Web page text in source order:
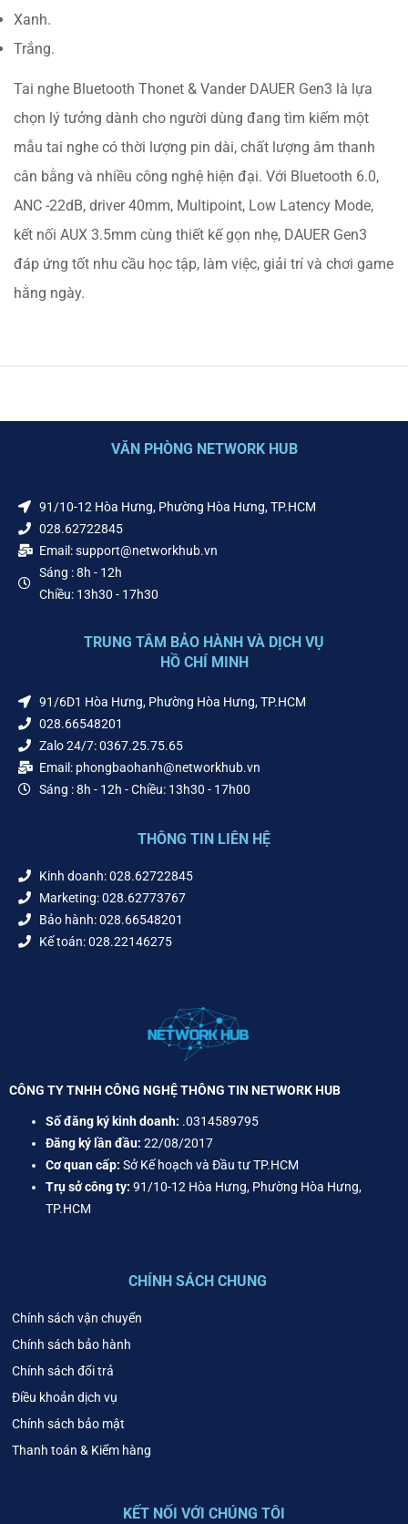
Xanh.
Trắng.
Tai nghe Bluetooth Thonet & Vander DAUER Gen3 là lựa
chọn lý tưởng dành cho người dùng đang tìm kiếm một
mẫu tai nghe có thời lượng pin dài, chất lượng âm thanh
cân bằng và nhiều công nghệ hiện đại. Với Bluetooth 6.0,
ANC -22dB, driver 40mm, Multipoint, Low Latency Mode,
kết nối AUX 3.5mm cùng thiết kế gọn nhẹ, DAUER Gen3
đáp ứng tốt nhu cầu học tập, làm việc, giải trí và chơi game
hằng ngày.
VĂN PHÒNG NETWORK HUB
91/10-12 Hòa Hưng, Phường Hòa Hưng, TP.HCM
028.62722845
Email: support@networkhub.vn
Sáng : 8h - 12h
Chiều: 13h30 - 17h30
TRUNG TÂM BẢO HÀNH VÀ DỊCH VỤ
HỒ CHÍ MINH
91/6D1 Hòa Hưng, Phường Hòa Hưng, TP.HCM
028.66548201
Zalo 24/7: 0367.25.75.65
Email: phongbaohanh@networkhub.vn
Sáng : 8h - 12h - Chiều: 13h30 - 17h00
THÔNG TIN LIÊN HỆ
Kinh doanh: 028.62722845
Marketing: 028.62773767
Bảo hành: 028.66548201
Kế toán: 028.22146275
CÔNG TY TNHH CÔNG NGHỆ THÔNG TIN NETWORK HUB
Số đăng ký kinh doanh: .0314589795
Đăng ký lần đầu: 22/08/2017
Cơ quan cấp: Sở Kế hoạch và Đầu tư TP.HCM
Trụ sở công ty: 91/10-12 Hòa Hưng, Phường Hòa Hưng,
TP.HCM
CHÍNH SÁCH CHUNG
Chính sách vận chuyển
Chính sách bảo hành
Chính sách đổi trả
Điều khoản dịch vụ
Chính sách bảo mật
Thanh toán & Kiểm hàng
KẾT NỐI VỚI CHÚNG TÔI